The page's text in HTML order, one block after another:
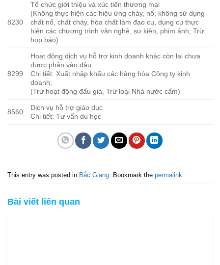
8230
Tổ chức giới thiệu và xúc tiến thương mại
(Không thực hiện các hiệu ứng cháy, nổ; không sử dụng
chất nổ, chất cháy, hóa chất làm đạo cụ, dụng cụ thực
hiện các chương trình văn nghệ, sự kiện, phim ảnh; Trừ
họp báo)
8299
Hoạt động dịch vụ hỗ trợ kinh doanh khác còn lại chưa
được phân vào đâu
Chi tiết: Xuất nhập khẩu các hàng hóa Công ty kinh
doanh;
(Trừ hoạt động đấu giá, Trừ loại Nhà nước cấm)
8560
Dịch vụ hỗ trợ giáo dục
Chi tiết: Tư vấn du học
This entry was posted in Bắc Giang . Bookmark the permalink
Bài viết liên quan